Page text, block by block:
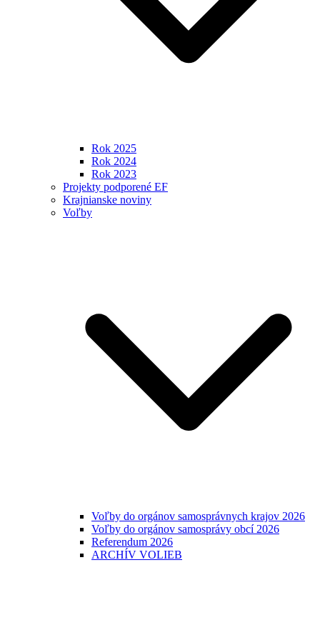
Rok 2025
Rok 2024
Rok 2023
Projekty podporené EF
Krajnianske noviny
Voľby
Voľby do orgánov samosprávnych krajov 2026
Voľby do orgánov samosprávy obcí 2026
Referendum 2026
ARCHÍV VOLIEB